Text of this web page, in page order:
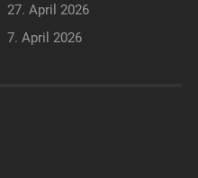
27. April 2026
7. April 2026